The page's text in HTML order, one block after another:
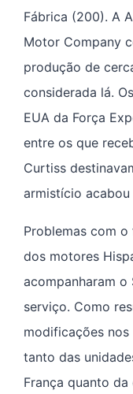
Fábrica (200). A
Motor Company
produção de
considerada lá.
EUA da Força
entre os que
Curtiss
armistício
Problemas com
dos motores
acompanharam o
serviço. Como
modificações
tanto das
França quanto